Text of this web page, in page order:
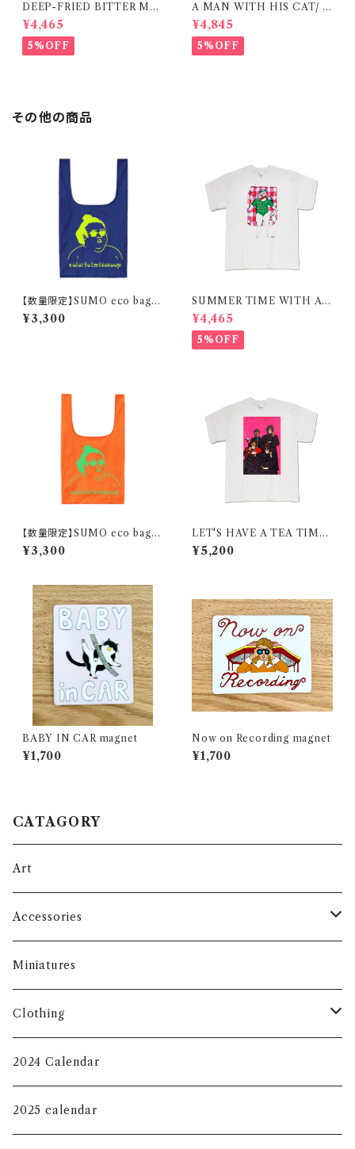
DEEP-FRIED BITTER ME
LON T SHIRT/ 揚げたてゴー
ヤtシャツ 在庫限りで終了
¥4,465
5%OFF
A MAN WITH HIS CAT/ T
-shirt 在庫限りで終了
¥4,845
5%OFF
その他の商品
【数量限定】SUMO eco bag /
marine blue
¥3,300
SUMMER TIME WITH A
CAT / RED / T-shirt 在庫限
りで終了
¥4,465
5%OFF
【数量限定】SUMO eco bag /
orange
¥3,300
LET'S HAVE A TEA TIME!
/ レッツ・ティータイム！/ T-shir
t
¥5,200
BABY IN CAR magnet
¥1,700
Now on Recording magnet
¥1,700
CATAGORY
Art
Accessories
Face Masks
Eco Bag
Key Chain
Jewelry Tray
Miniatures
Clothing
T-shirt
KIDS
Long sleeve shirt
2024 Calendar
2025 calendar